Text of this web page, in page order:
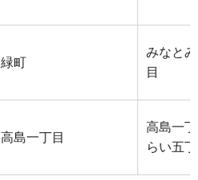
緑町
みなと
目
高島一丁目
高島一
らい五